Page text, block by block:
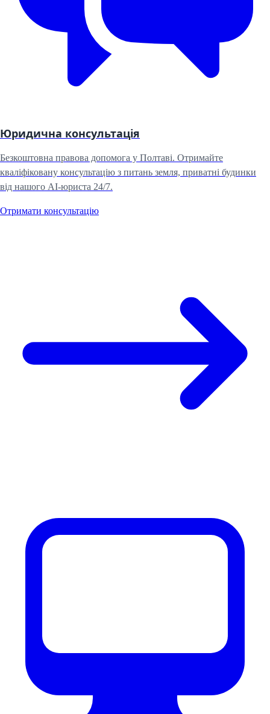
Юридична консультація
Безкоштовна правова допомога у Полтаві. Отримайте
кваліфіковану консультацію з питань земля, приватні будинки
від нашого AI-юриста 24/7.
Отримати консультацію